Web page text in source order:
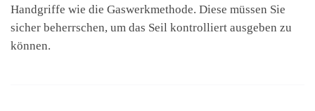
Handgriffe wie die Gaswerkmethode. Diese müssen Sie
sicher beherrschen, um das Seil kontrolliert ausgeben zu
können.